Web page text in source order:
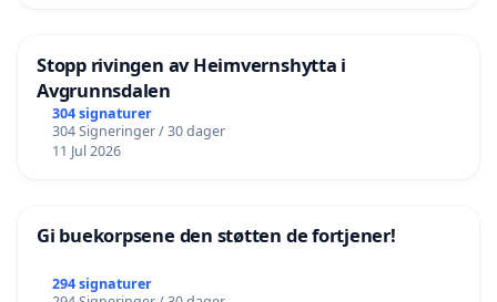
Stopp rivingen av Heimvernshytta i
Avgrunnsdalen
304 signaturer
304 Signeringer / 30 dager
11 Jul 2026
Gi buekorpsene den støtten de fortjener!
294 signaturer